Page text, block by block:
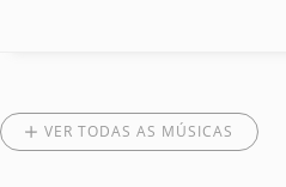
VER TODAS AS MÚSICAS